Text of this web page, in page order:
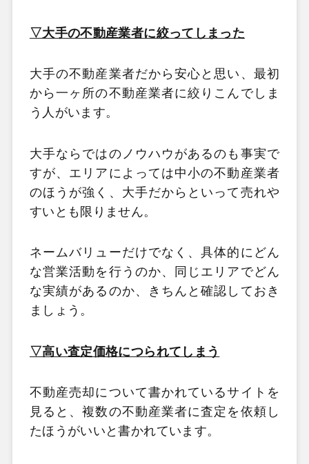
▽大手の不動産業者に絞ってしまった
大手の不動産業者だから安心と思い、最初
から一ヶ所の不動産業者に絞りこんでしま
う人がいます。
大手ならではのノウハウがあるのも事実で
すが、エリアによっては中小の不動産業者
のほうが強く、大手だからといって売れや
すいとも限りません。
ネームバリューだけでなく、具体的にどん
な営業活動を行うのか、同じエリアでどん
な実績があるのか、きちんと確認しておき
ましょう。
▽高い査定価格につられてしまう
不動産売却について書かれているサイトを
見ると、複数の不動産業者に査定を依頼し
たほうがいいと書かれています。